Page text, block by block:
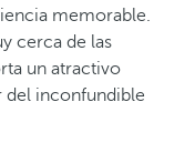
memorable.
cerca de las
un atractivo
del inconfundible